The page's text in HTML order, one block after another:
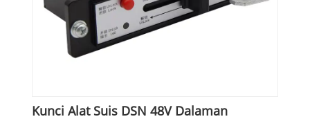
Kunci Alat Suis DSN 48V Dalaman